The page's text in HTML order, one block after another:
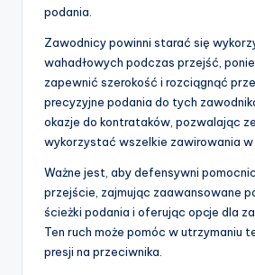
podania.
Zawodnicy powinni starać się
wahadłowych podczas przejść,
zapewnić szerokość i rozciągnąć
precyzyjne podania do tych
okazje do kontrataków, pozwalając
wykorzystać wszelkie zawirowania w
Ważne jest, aby defensywni
przejście, zajmując zaawansowane
ścieżki podania i oferując opcje dla
Ten ruch może pomóc w utrzymaniu
presji na przeciwnika.